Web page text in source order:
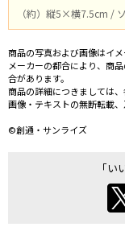
（約）縦5×横7.5cm /
商品の写真および画像はイ
メーカーの都合により、商
合があります。
商品の詳細につきましては
画像・テキストの無断転載
©創通・サンライズ
「